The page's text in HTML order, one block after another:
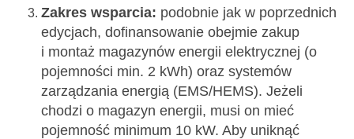
Zakres wsparcia: podobnie jak w poprzednich
edycjach, dofinansowanie obejmie zakup
i montaż magazynów energii elektrycznej (o
pojemności min. 2 kWh) oraz systemów
zarządzania energią (EMS/HEMS). Jeżeli
chodzi o magazyn energii, musi on mieć
pojemność minimum 10 kW. Aby uniknąć